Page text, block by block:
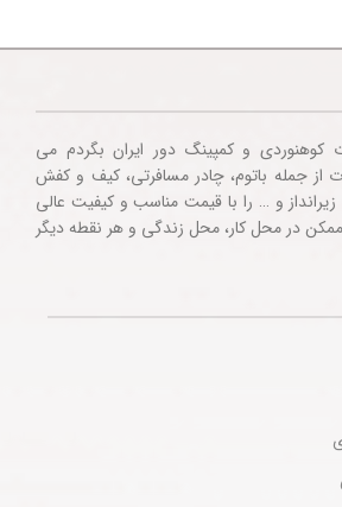
کوهنوردی و کمپینگ دور ایران بگردم می
از جمله باتوم، چادر مسافرتی، کیف و کفش
و … را با قیمت مناسب و کیفیت عالی
در محل کار، محل زندگی و هر نقطه دیگر